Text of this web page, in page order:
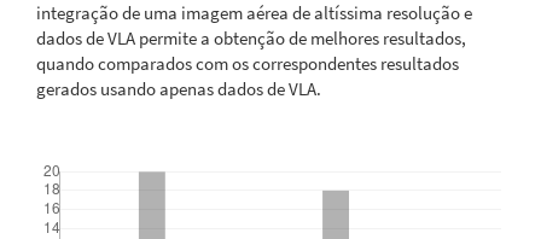
integração de uma imagem aérea de altíssima resolução e
dados de VLA permite a obtenção de melhores resultados,
quando comparados com os correspondentes resultados
gerados usando apenas dados de VLA.